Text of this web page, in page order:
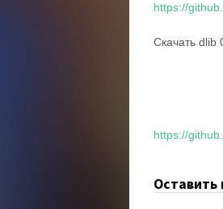
https://
Скачать dlib
https://
Оставить